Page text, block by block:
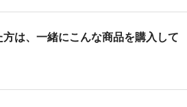
は、一緒にこんな商品を購入して